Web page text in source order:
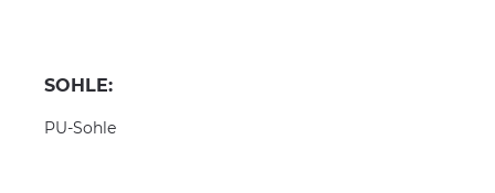
SOHLE:
PU-Sohle